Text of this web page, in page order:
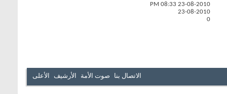
23-08-2010
08:33 PM
23-08-2010
0
الاتصال بنا صوت الأمة الأرشيف الأعلى